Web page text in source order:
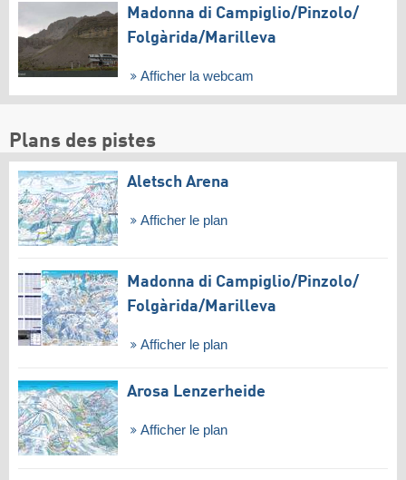
Madonna di Campiglio/​Pinzolo/​
Folgàrida/​Marilleva
Afficher la webcam
Plans des pistes
Aletsch Arena
Afficher le plan
Madonna di Campiglio/​Pinzolo/​
Folgàrida/​Marilleva
Afficher le plan
Arosa Lenzerheide
Afficher le plan